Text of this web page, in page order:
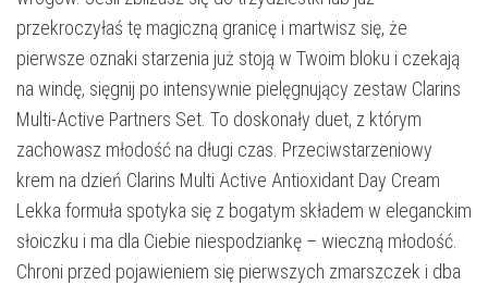
przekroczyłaś tę magiczną granicę i martwisz się, że
pierwsze oznaki starzenia już stoją w Twoim bloku i czekają
na windę, sięgnij po intensywnie pielęgnujący zestaw Clarins
Multi-Active Partners Set. To doskonały duet, z którym
zachowasz młodość na długi czas. Przeciwstarzeniowy
krem na dzień Clarins Multi Active Antioxidant Day Cream
Lekka formuła spotyka się z bogatym składem w eleganckim
słoiczku i ma dla Ciebie niespodziankę – wieczną młodość.
Chroni przed pojawieniem się pierwszych zmarszczek i dba